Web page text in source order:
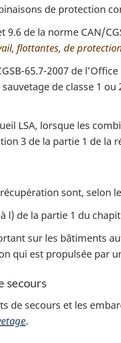
de protection
de la norme CAN/
flottantes, de
65.7-2007 de
sauvetage de classe 1
LSA, lorsque les
3 de la partie 1 de la
sont, selon
l) de la partie 1 du
sur les bâtiments
qui est propulsée par
secours
de secours et les
.